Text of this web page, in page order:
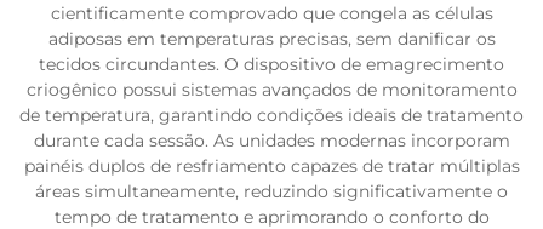
cientificamente comprovado que congela as células
adiposas em temperaturas precisas, sem danificar os
tecidos circundantes. O dispositivo de emagrecimento
criogênico possui sistemas avançados de monitoramento
de temperatura, garantindo condições ideais de tratamento
durante cada sessão. As unidades modernas incorporam
painéis duplos de resfriamento capazes de tratar múltiplas
áreas simultaneamente, reduzindo significativamente o
tempo de tratamento e aprimorando o conforto do